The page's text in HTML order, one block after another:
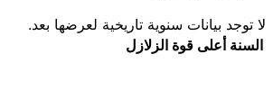
لا توجد بيانات سنوية تاريخية لعرضها بعد.
السنة أعلى قوة الزلازل